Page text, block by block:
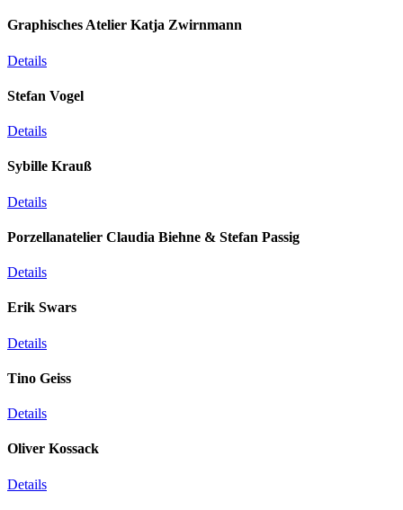
Graphisches Atelier Katja Zwirnmann
Details
Stefan Vogel
Details
Sybille Krauß
Details
Porzellanatelier Claudia Biehne & Stefan Passig
Details
Erik Swars
Details
Tino Geiss
Details
Oliver Kossack
Details